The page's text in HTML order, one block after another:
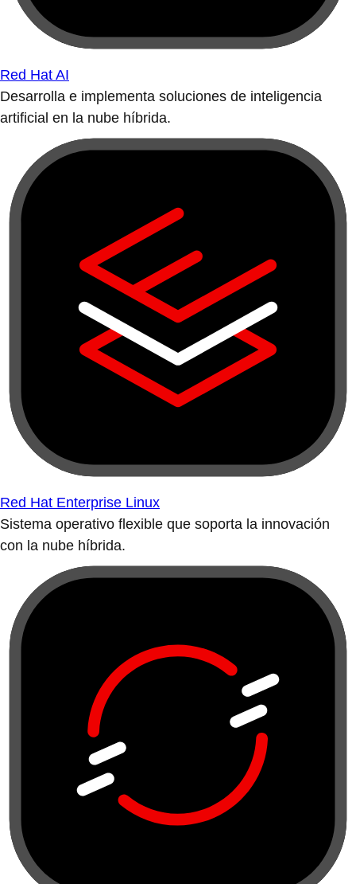
Red Hat AI
Desarrolla e implementa soluciones de inteligencia
artificial en la nube híbrida.
Red Hat Enterprise Linux
Sistema operativo flexible que soporta la innovación
con la nube híbrida.